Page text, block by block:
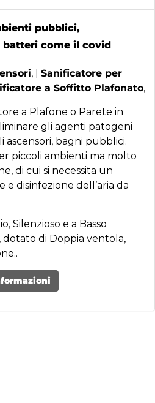
pubblici,
batteri come il covid
, | Sanificatore per
a Soffitto Plafonato,
a Plafone o Parete in
gli agenti patogeni
ascensori, bagni pubblici.
piccoli ambienti ma molto
di cui si necessita un
disinfezione dell’aria da
Silenzioso e a Basso
di Doppia ventola,